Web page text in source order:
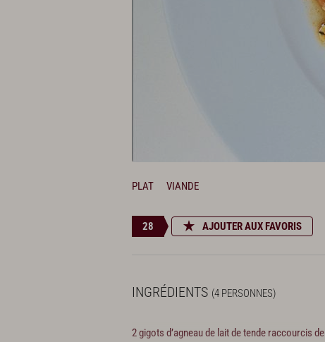
PLAT VIANDE
28 AJOUTER AUX FAVORIS
INGRÉDIENTS (4 PERSONNES)
2 gigots d’agneau de lait de tende raccourcis de